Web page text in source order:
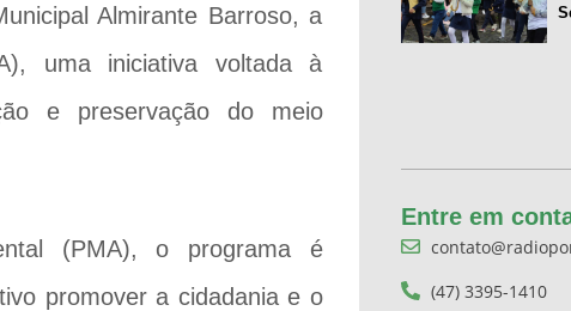
Almirante Barroso, a
uma iniciativa voltada à
e preservação do meio
(PMA), o programa é
promover a cidadania e o
Entre em
(47) 3395-1410